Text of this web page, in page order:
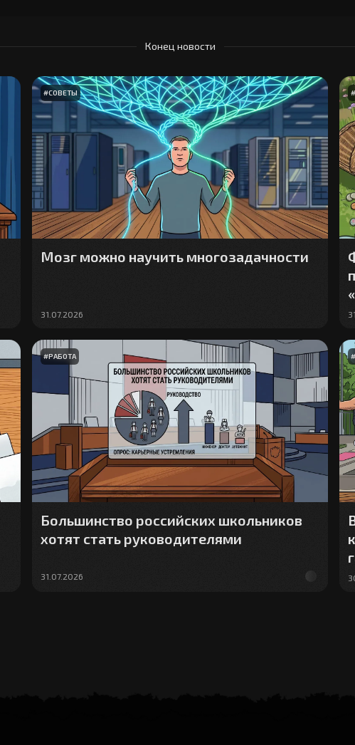
Конец новости
#СОВЕТЫ
Мозг можно научить многозадачности
31.07.2026
#
#РАБОТА
Большинство российских школьников
хотят стать руководителями
31.07.2026
#